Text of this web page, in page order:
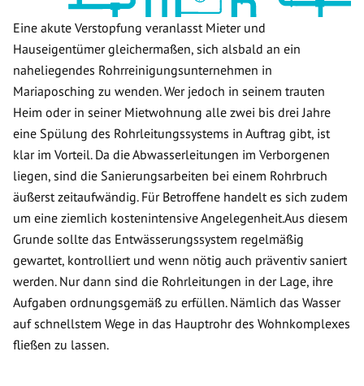
Eine akute Verstopfung veranlasst Mieter und
Hauseigentümer gleichermaßen, sich alsbald an ein
naheliegendes Rohrreinigungsunternehmen in
Mariaposching zu wenden. Wer jedoch in seinem trauten
Heim oder in seiner Mietwohnung alle zwei bis drei Jahre
eine Spülung des Rohrleitungssystems in Auftrag gibt, ist
klar im Vorteil. Da die Abwasserleitungen im Verborgenen
liegen, sind die Sanierungsarbeiten bei einem Rohrbruch
äußerst zeitaufwändig. Für Betroffene handelt es sich zudem
um eine ziemlich kostenintensive Angelegenheit.Aus diesem
Grunde sollte das Entwässerungssystem regelmäßig
gewartet, kontrolliert und wenn nötig auch präventiv saniert
werden. Nur dann sind die Rohrleitungen in der Lage, ihre
Aufgaben ordnungsgemäß zu erfüllen. Nämlich das Wasser
auf schnellstem Wege in das Hauptrohr des Wohnkomplexes
fließen zu lassen.